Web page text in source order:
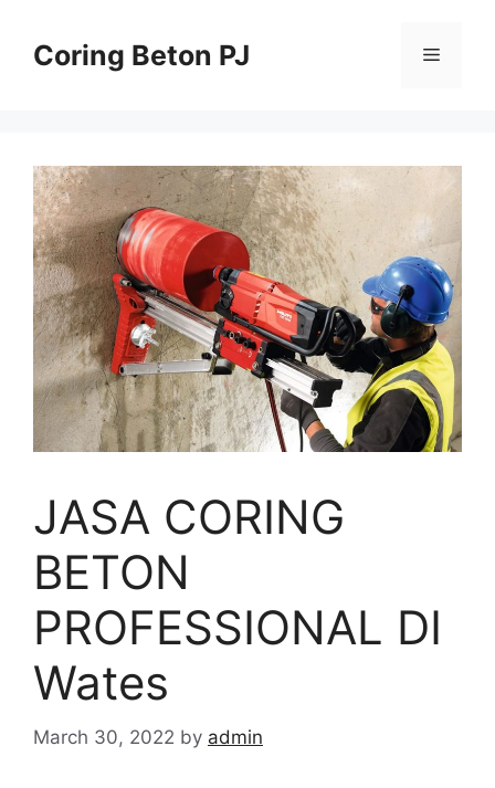
contentCoring Beton PJ Menu
JASA CORING
BETON
PROFESSIONAL DI
Wates
March 30, 2022 by admin